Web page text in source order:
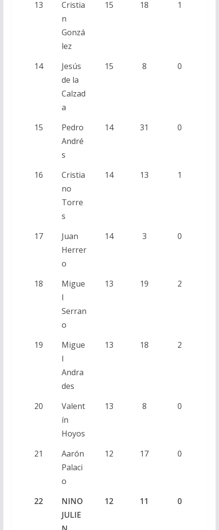
13
Cristia
n
Gonzá
lez
15 18 1
14
Jesús
de la
Calzad
a
15 8 0
15
Pedro
André
s
14 31 0
16
Cristia
no
Torre
s
14 13 1
17
Juan
Herrer
o
14 3 0
18
Migue
l
Serran
o
13 19 2
19
Migue
l
Andra
des
13 18 2
20
Valent
ín
Hoyos
13 8 0
21
Aarón
Palaci
o
12 17 0
22
NINO
JULIE
12 11 0